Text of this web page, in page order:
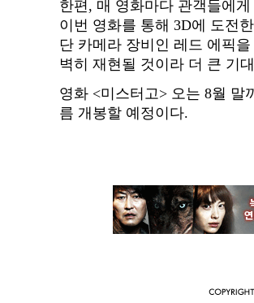
한편, 매 영화마다 관객들에
이번 영화를 통해 3D에 도전
단 카메라 장비인 레드 에픽
벽히 재현될 것이라 더 큰 기
영화 <미스터고> 오는 8월 말
름 개봉할 예정이다.